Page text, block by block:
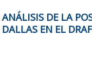
ANÁLISIS DE LA
DALLAS EN EL